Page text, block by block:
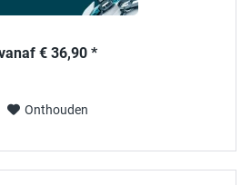
€ 36,90 *
Onthouden